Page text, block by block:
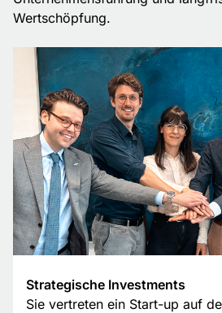
Wertschöpfung.
Strategische Investments
Sie vertreten ein Start-up auf